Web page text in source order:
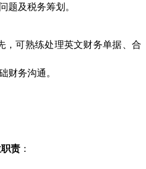
题及税务筹划。
，可熟练处理英文财务单据、合
财务沟通。
责 ：